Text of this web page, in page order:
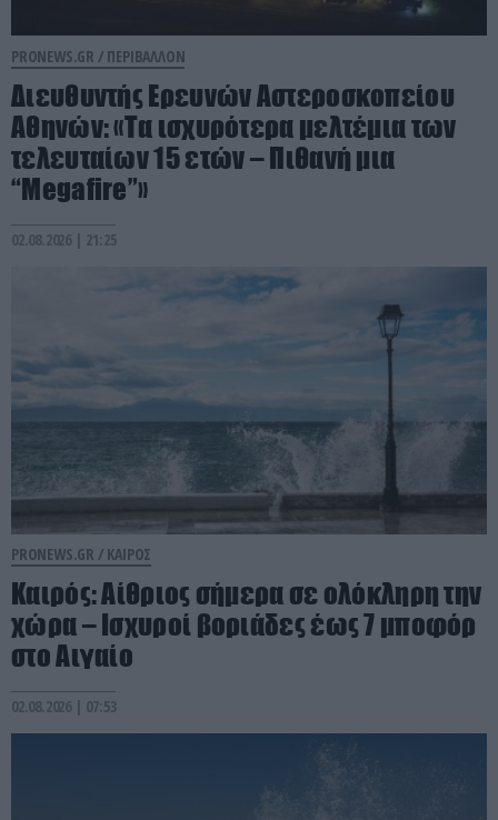
PRONEWS.GR / ΠΕΡΙΒΑΛΛΟΝ
Διευθυντής Ερευνών Αστεροσκοπείου
Αθηνών: «Τα ισχυρότερα μελτέμια των
τελευταίων 15 ετών – Πιθανή μια
“Μegafire”»
02.08.2026 | 21:25
PRONEWS.GR / ΚΑΙΡΟΣ
Καιρός: Αίθριος σήμερα σε ολόκληρη την
χώρα – Ισχυροί βοριάδες έως 7 μποφόρ
στο Αιγαίο
02.08.2026 | 07:53